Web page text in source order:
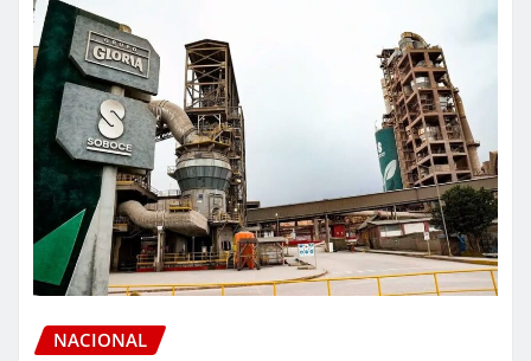
NACIONAL